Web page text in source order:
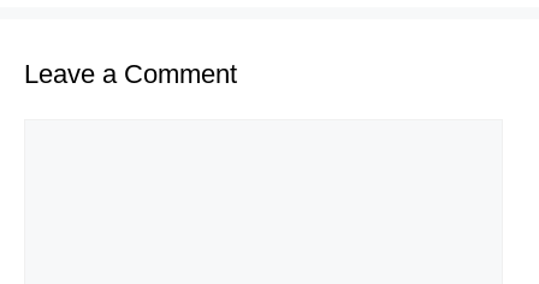
Leave a Comment